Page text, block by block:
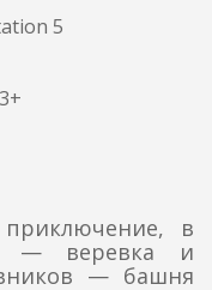
5
3+
в
— веревка и
— башня